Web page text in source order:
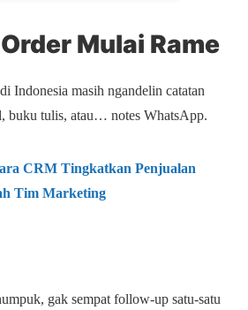
Mulai Rame
Indonesia masih ngandelin catatan
buku tulis, atau… notes WhatsApp.
CRM Tingkatkan Penjualan
Tim Marketing
gak sempat follow-up satu-satu